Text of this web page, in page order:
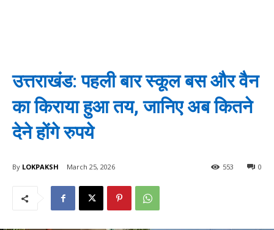
उत्तराखंड: पहली बार स्कूल बस और वैन
का किराया हुआ तय, जानिए अब कितने
देने होंगे रुपये
By LOKPAKSH March 25, 2026 0
553